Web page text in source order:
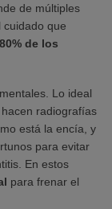
de múltiples
cuidado que
de los
Lo ideal
radiografías
está la encía, y
para evitar
En estos
para frenar el